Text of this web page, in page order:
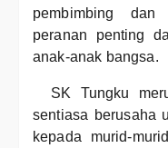
pembimbing dan
peranan penting
anak-anak bangsa.
SK Tungku
sentiasa berusaha
kepada murid-